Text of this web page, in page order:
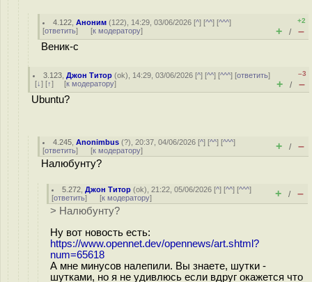
4.122 ,Аноним (122), 14:29, 03/06/2026 [^] [^^] [^^^]
[ответить] [к модератору]
+2
+ / –
Веник-с
3.123 ,Джон Титор (ok), 14:29, 03/06/2026 [^] [^^] [^^^] [ответить]
[↓] [↑] [к модератору]
–3
+ / –
Ubuntu?
4.245 ,Anonimbus (?), 20:37, 04/06/2026 [^] [^^] [^^^]
[ответить] [к модератору] + / –
Налюбунту?
5.272 ,Джон Титор (ok), 21:22, 05/06/2026 [^] [^^] [^^^]
[ответить] [к модератору] + / –
> Налюбунту?
Ну вот новость есть:
https://www.opennet.dev/opennews/art.shtml?
num=65618
А мне минусов налепили. Вы знаете, шутки -
шутками, но я не удивлюсь если вдруг окажется что